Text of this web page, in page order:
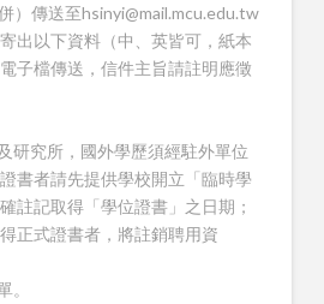
）傳送至hsinyi@mail.mcu.edu.tw
出以下資料（中、英皆可，紙本
子檔傳送，信件主旨請註明應徵
研究所，國外學歷須經駐外單位
書者請先提供學校開立「臨時學
註記取得「學位證書」之日期；
正式證書者，將註銷聘用資
。